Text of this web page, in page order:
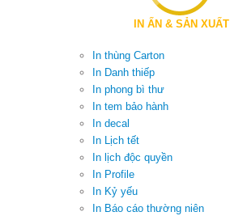
IN ẤN & SẢN XUẤT
In thùng Carton
In Danh thiếp
In phong bì thư
In tem bảo hành
In decal
In Lịch tết
In lịch độc quyền
In Profile
In Kỷ yếu
In Báo cáo thường niên